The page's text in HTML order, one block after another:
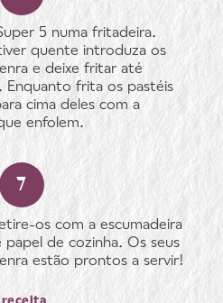
5 numa fritadeira.
quente introduza os
e deixe fritar até
Enquanto frita os pastéis
cima deles com a
enfolem.
os com a escumadeira
de cozinha. Os seus
estão prontos a servir!